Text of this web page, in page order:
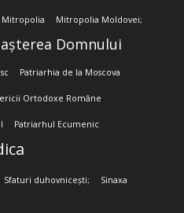
Mitropolia Mitropolia Moldovei;
Domnului
Patriarhia de la Moscova
Ortodoxe Române
Patriarhul Ecumenic
Sfaturi duhovnicești; Sinaxa